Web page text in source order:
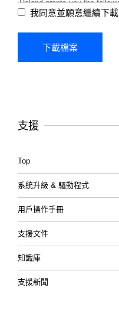
我同意並願意繼續下載
支援
Top
系統升級 & 驅動程式
用戶操作手冊
支援文件
知識庫
支援新聞